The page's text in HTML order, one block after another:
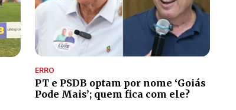
ERRO
PT e PSDB optam por nome ‘Goiás
Pode Mais’; quem fica com ele?